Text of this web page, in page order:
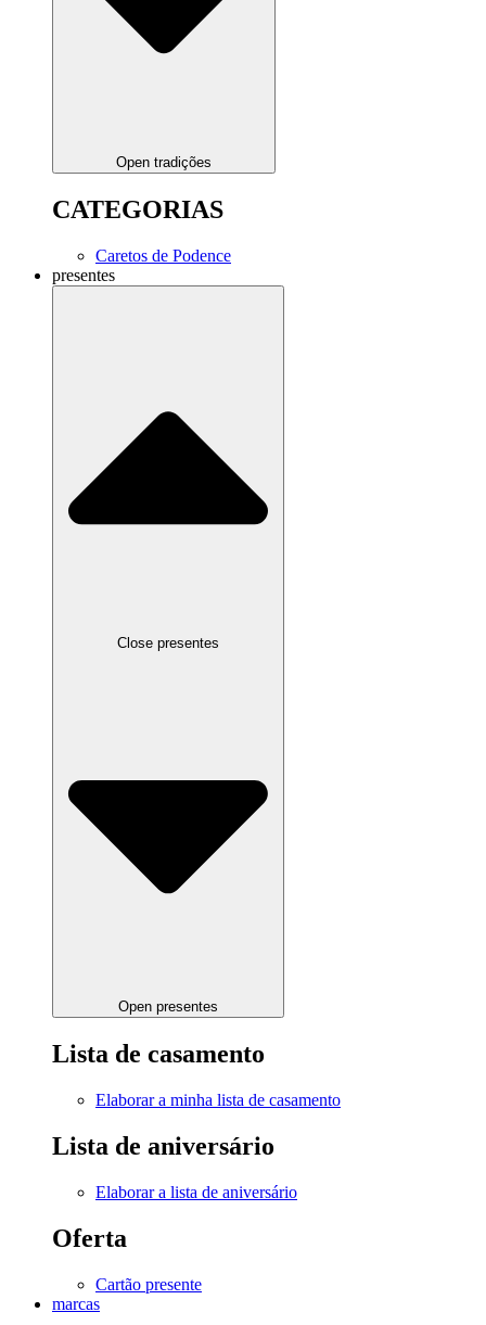
Open tradições
CATEGORIAS
Caretos de Podence
presentes
Close presentes
Open presentes
Lista de casamento
Elaborar a minha lista de casamento
Lista de aniversário
Elaborar a lista de aniversário
Oferta
Cartão presente
marcas